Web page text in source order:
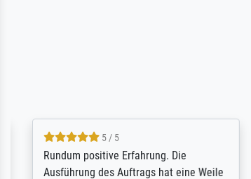
5 / 5
Rundum positive Erfahrung. Die
Ausführung des Auftrags hat eine Weile